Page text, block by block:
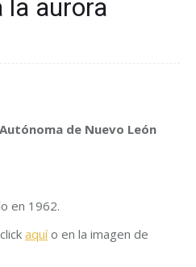
la aurora
de Nuevo León
en 1962.
aquío en la imagen de